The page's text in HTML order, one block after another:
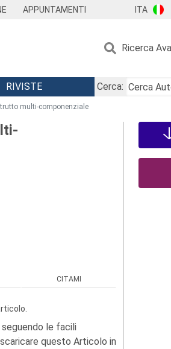
APPUNTAMENTI ITA
Ricerca
RIVISTE
Cerca:
multi-componenziale
CITAMI
le facili
questo Articolo in